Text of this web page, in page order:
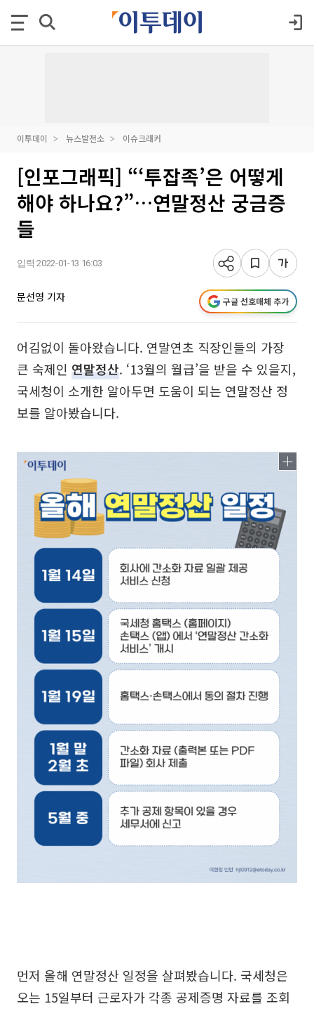
이투데이 뉴스발전소 이슈크래커
[인포그래픽] “‘투잡족’은 어떻게
해야 하나요?”…연말정산 궁금증
들
입력 2022-01-13 16:03
문선영 기자 구글 선호매체 추가
어김없이 돌아왔습니다. 연말연초 직장인들의 가장
큰 숙제인 연말정산. ‘13월의 월급’을 받을 수 있을지,
국세청이 소개한 알아두면 도움이 되는 연말정산 정
보를 알아봤습니다.
먼저 올해 연말정산 일정을 살펴봤습니다. 국세청은
오는 15일부터 근로자가 각종 공제증명 자료를 조회